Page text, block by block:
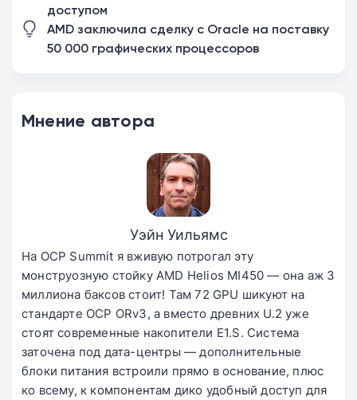
доступом
AMD заключила сделку с Oracle на поставку
50 000 графических процессоров
Мнение автора
Уэйн Уильямс
На OCP Summit я вживую потрогал эту
монструозную стойку AMD Helios MI450 — она аж 3
миллиона баксов стоит! Там 72 GPU шикуют на
стандарте OCP ORv3, а вместо древних U.2 уже
стоят современные накопители E1.S. Система
заточена под дата-центры — дополнительные
блоки питания встроили прямо в основание, плюс
ко всему, к компонентам дико удобный доступ для